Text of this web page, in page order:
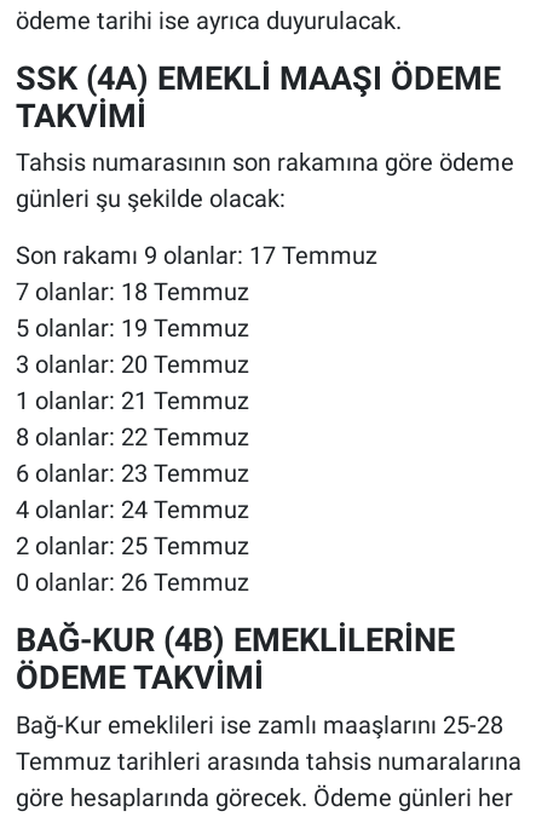
ödeme tarihi ise ayrıca duyurulacak.
SSK (4A) EMEKLİ MAAŞI ÖDEME
TAKVİMİ
Tahsis numarasının son rakamına göre ödeme
günleri şu şekilde olacak:
Son rakamı 9 olanlar: 17 Temmuz
7 olanlar: 18 Temmuz
5 olanlar: 19 Temmuz
3 olanlar: 20 Temmuz
1 olanlar: 21 Temmuz
8 olanlar: 22 Temmuz
6 olanlar: 23 Temmuz
4 olanlar: 24 Temmuz
2 olanlar: 25 Temmuz
0 olanlar: 26 Temmuz
BAĞ-KUR (4B) EMEKLİLERİNE
ÖDEME TAKVİMİ
Bağ-Kur emeklileri ise zamlı maaşlarını 25-28
Temmuz tarihleri arasında tahsis numaralarına
göre hesaplarında görecek. Ödeme günleri her